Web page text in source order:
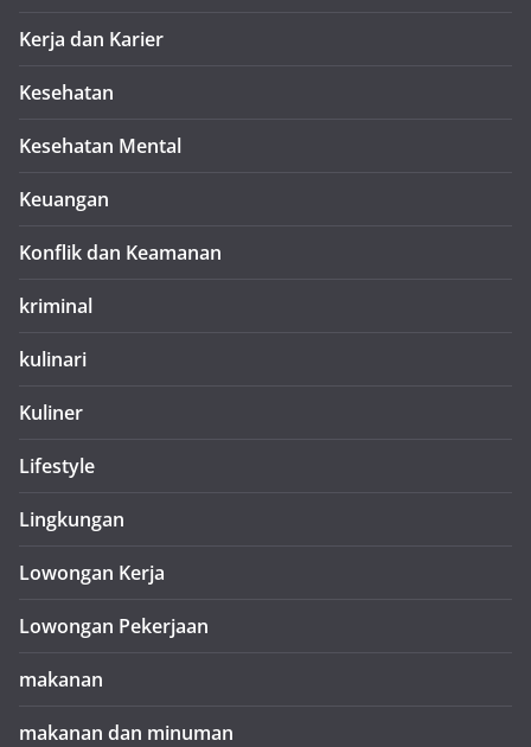
Kerja dan Karier
Kesehatan
Kesehatan Mental
Keuangan
Konflik dan Keamanan
kriminal
kulinari
Kuliner
Lifestyle
Lingkungan
Lowongan Kerja
Lowongan Pekerjaan
makanan
makanan dan minuman